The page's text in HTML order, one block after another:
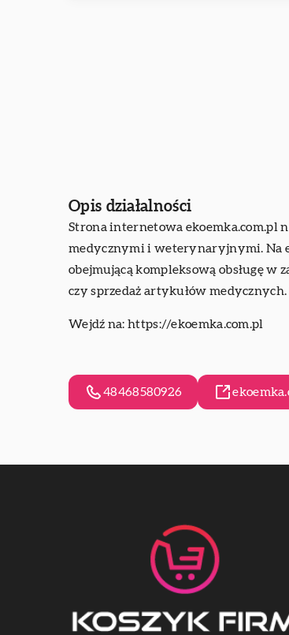
Opis działalności
Strona internetowa ekoemka.com.pl
medycznymi i weterynaryjnymi. Na
obejmującą kompleksową obsługę w
czy sprzedaż artykułów
Wejdź na: https://ekoemka.com.pl
48468580926